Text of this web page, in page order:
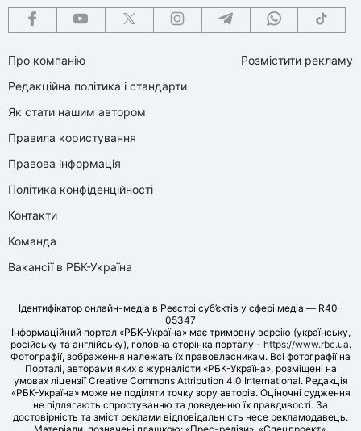
Про компанію
Редакційна політика і стандарти
Як стати нашим автором
Правила користування
Правова інформація
Політика конфіденційності
Контакти
Команда
Вакансії в РБК-Україна
Розмістити рекламу
Ідентифікатор онлайн-медіа в Реєстрі суб’єктів у сфері медіа — R40-
05347
Інформаційний портал «РБК-Україна» має тримовну версію (українську,
російську та англійську), головна сторінка порталу - https://www.rbc.ua.
Фотографії, зображення належать їх правовласникам. Всі фотографії на
Порталі, авторами яких є журналісти «РБК-Україна», розміщені на
умовах ліцензії Creative Commons Attribution 4.0 International. Редакція
«РБК-Україна» може не поділяти точку зору авторів. Оціночні судження
не підлягають спростуванню та доведенню їх правдивості. За
достовірність та зміст реклами відповідальність несе рекламодавець.